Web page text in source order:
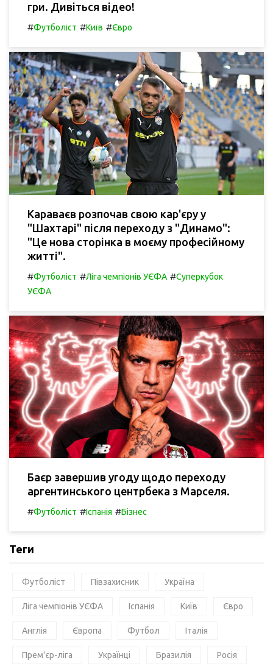
гри. Дивіться відео!
#Футболіст #Київ #Євро
Караваєв розпочав свою кар'єру у
"Шахтарі" після переходу з "Динамо":
"Це нова сторінка в моєму професійному
житті".
#Футболіст #Ліга чемпіонів УЄФА #Суперкубок
УЄФА
Баєр завершив угоду щодо переходу
аргентинського центрбека з Марселя.
#Футболіст #Іспанія #Бізнес
Теги
Футболіст Півзахисник Україна
Ліга чемпіонів УЄФА Іспанія Київ Євро
Англія Європа Футбол Італія
Прем'єр-ліга Українці Бразилія Росія